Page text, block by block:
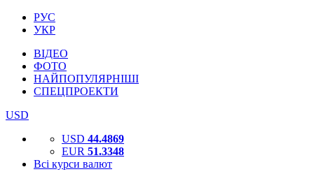
РУС
УКР
ВІДЕО
ФОТО
НАЙПОПУЛЯРНІШІ
СПЕЦПРОЕКТИ
USD
USD 44.4869
EUR 51.3348
Всі курси валют